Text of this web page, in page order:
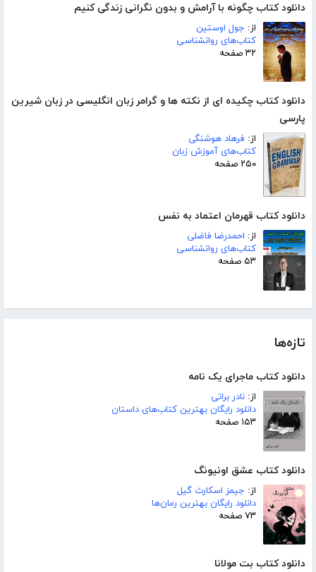
دانلود کتاب چگونه با آرامش و بدون نگرانی زندگی کنیم
از: جول اوستین
کتاب‌های روانشناسی
۳۲ صفحه
دانلود کتاب چکیده ای از نکته ها و گرامر زبان انگلیسی در زبان شیرین
پارسی
از: فرهاد هوشنگی
کتاب‌های آموزش زبان
۲۵۰ صفحه
دانلود کتاب قهرمان اعتماد به نفس
از: احمدرضا فاضلی
کتاب‌های روانشناسی
۵۳ صفحه
تازه‌ها
دانلود کتاب ماجرای یک نامه
از: نادر براتی
دانلود رایگان بهترین کتاب‌های داستان
۱۵۳ صفحه
دانلود کتاب عشق اونیونگ
از: جیمز اسکارث گیل
دانلود رایگان بهترین رمان‌ها
۷۳ صفحه
دانلود کتاب بت مولانا